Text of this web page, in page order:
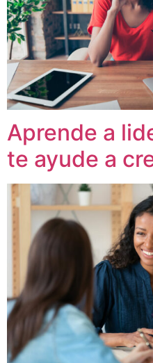
Aprende a
te ayude a